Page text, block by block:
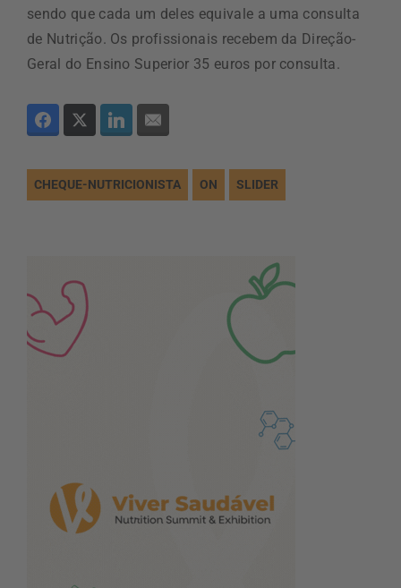
sendo que cada um deles equivale a uma consulta
de Nutrição. Os profissionais recebem da Direção-
Geral do Ensino Superior 35 euros por consulta.
CHEQUE-NUTRICIONISTA ON SLIDER